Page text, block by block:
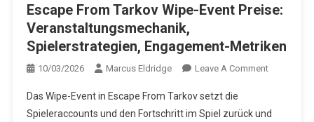
Escape From Tarkov Wipe-Event Preise:
Veranstaltungsmechanik,
Spielerstrategien, Engagement-Metriken
10/03/2026 Marcus Eldridge Leave A CommentOn
Tarkov
Das Wipe-Event in Escape From Tarkov setzt die
Spieleraccounts und den Fortschritt im Spiel zurück und